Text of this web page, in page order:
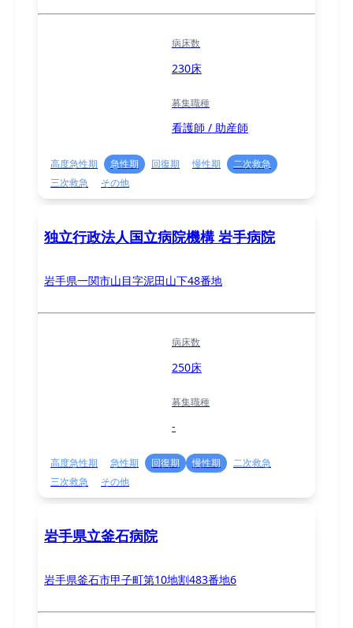
病床数
230床
募集職種
看護師 / 助産師
高度急性期 急性期 回復期 慢性期
二次救急
三次救急
その他
独立行政法人国立病院機構 岩手病院
岩手県一関市山目字泥田山下48番地
病床数
250床
募集職種
-
高度急性期 急性期 回復期 慢性期
二次救急
三次救急
その他
岩手県立釜石病院
岩手県釜石市甲子町第10地割483番地6